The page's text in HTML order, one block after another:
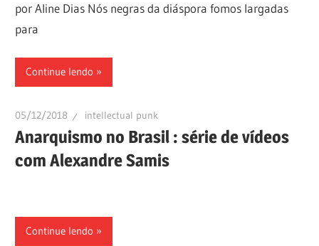
por Aline Dias Nós negras da diáspora fomos largadas
para
Continue lendo
05/12/2018 intellectual punk
Anarquismo no Brasil : série de vídeos
com Alexandre Samis
Continue lendo